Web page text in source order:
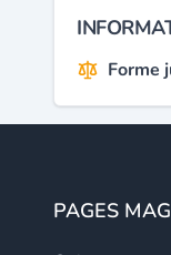
Forme
PAGES